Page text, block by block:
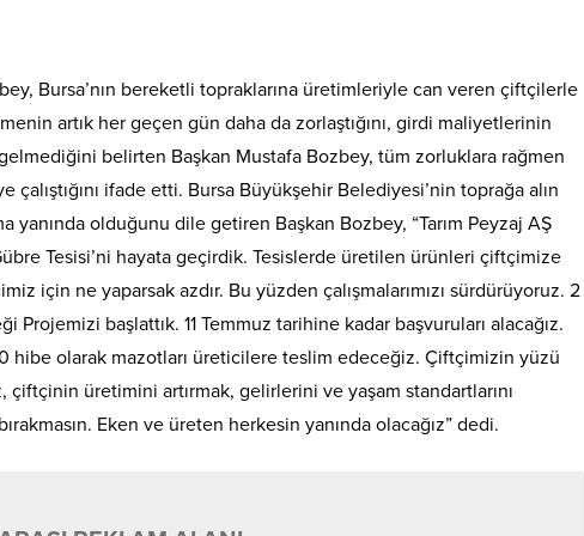
Bursa’nın bereketli topraklarına üretimleriyle can veren çiftçilerle
artık her geçen gün daha da zorlaştığını, girdi maliyetlerinin
gelmediğini belirten Başkan Mustafa Bozbey, tüm zorluklara rağmen
ifade etti. Bursa Büyükşehir Belediyesi’nin toprağa alın
olduğunu dile getiren Başkan Bozbey, “Tarım Peyzaj AŞ
Tesisi’ni hayata geçirdik. Tesislerde üretilen ürünleri çiftçimize
için ne yaparsak azdır. Bu yüzden çalışmalarımızı sürdürüyoruz. 2
başlattık. 11 Temmuz tarihine kadar başvuruları alacağız.
hibe olarak mazotları üreticilere teslim edeceğiz. Çiftçimizin yüzü
çiftçinin üretimini artırmak, gelirlerini ve yaşam standartlarını
Eken ve üreten herkesin yanında olacağız” dedi.